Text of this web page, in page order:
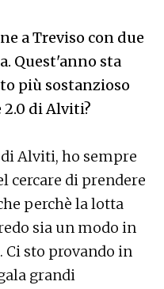
a Treviso con due
Quest'anno sta
più sostanzioso
di Alviti?
Alviti, ho sempre
cercare di prendere
perchè la lotta
sia un modo in
Ci sto provando in
grandi